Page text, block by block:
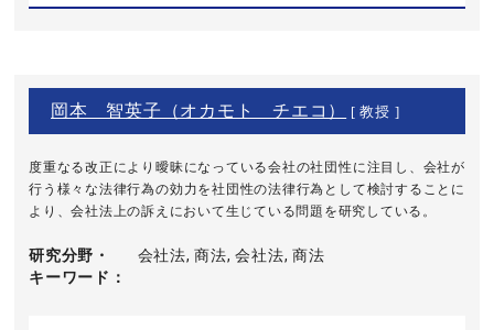
岡本 智英子（オカモト チエコ） [ 教授 ]
度重なる改正により曖昧になっている会社の社団性に注目し、会社が
行う様々な法律行為の効力を社団性の法律行為として検討することに
より、会社法上の訴えにおいて生じている問題を研究している。
研究分野・
キーワード
会社法, 商法, 会社法, 商法